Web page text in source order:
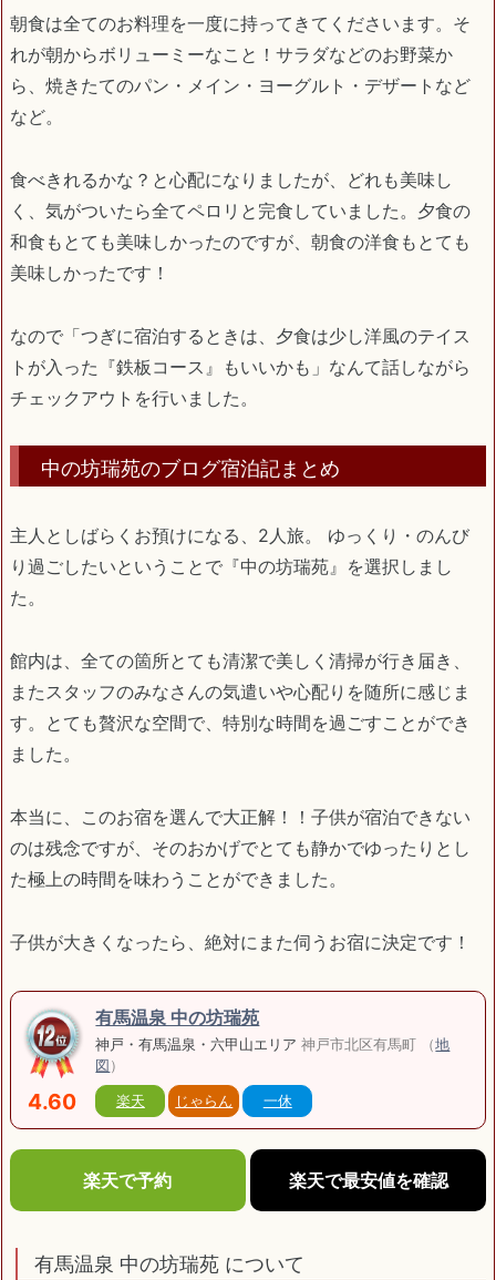
朝食は全てのお料理を一度に持ってきてくださいます。そ
れが朝からボリューミーなこと！サラダなどのお野菜か
ら、焼きたてのパン・メイン・ヨーグルト・デザートなど
など。
食べきれるかな？と心配になりましたが、どれも美味し
く、気がついたら全てペロリと完食していました。夕食の
和食もとても美味しかったのですが、朝食の洋食もとても
美味しかったです！
なので「つぎに宿泊するときは、夕食は少し洋風のテイス
トが入った『鉄板コース』もいいかも」なんて話しながら
チェックアウトを行いました。
中の坊瑞苑のブログ宿泊記まとめ
主人としばらくお預けになる、2人旅。 ゆっくり・のんび
り過ごしたいということで『中の坊瑞苑』を選択しまし
た。
館内は、全ての箇所とても清潔で美しく清掃が行き届き、
またスタッフのみなさんの気遣いや心配りを随所に感じま
す。とても贅沢な空間で、特別な時間を過ごすことができ
ました。
本当に、このお宿を選んで大正解！！子供が宿泊できない
のは残念ですが、そのおかげでとても静かでゆったりとし
た極上の時間を味わうことができました。
子供が大きくなったら、絶対にまた伺うお宿に決定です！
4.60
有馬温泉 中の坊瑞苑
神戸・有馬温泉・六甲山エリア神戸市北区有馬町 （地
図）
楽天 じゃらん 一休
楽天で予約 楽天で最安値を確認
有馬温泉 中の坊瑞苑 について